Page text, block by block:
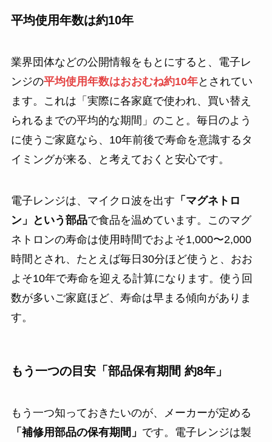
平均使用年数は約10年
業界団体などの公開情報をもとにすると、電子レ
ンジの平均使用年数はおおむね約10年とされてい
ます。これは「実際に各家庭で使われ、買い替え
られるまでの平均的な期間」のこと。毎日のよう
に使うご家庭なら、10年前後で寿命を意識するタ
イミングが来る、と考えておくと安心です。
電子レンジは、マイクロ波を出す 「マグネトロ
ン」という部品で食品を温めています。このマグ
ネトロンの寿命は使用時間でおよそ1,000〜2,000
時間とされ、たとえば毎日30分ほど使うと、おお
よそ10年で寿命を迎える計算になります。使う回
数が多いご家庭ほど、寿命は早まる傾向がありま
す。
もう一つの目安「部品保有期間 約8年」
もう一つ知っておきたいのが、メーカーが定める
「補修用部品の保有期間」 です。電子レンジは製